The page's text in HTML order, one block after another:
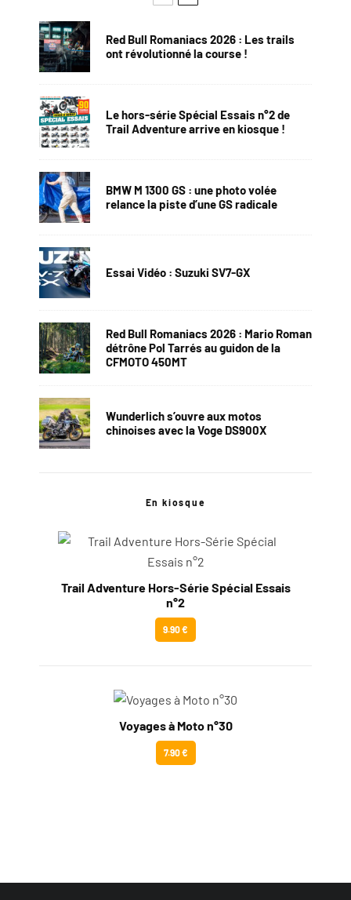
Red Bull Romaniacs 2026 : Les trails
ont révolutionné la course !
Le hors-série Spécial Essais n°2 de
Trail Adventure arrive en kiosque !
BMW M 1300 GS : une photo volée
relance la piste d’une GS radicale
Essai Vidéo : Suzuki SV7-GX
Red Bull Romaniacs 2026 : Mario Roman
détrône Pol Tarrés au guidon de la
CFMOTO 450MT
Wunderlich s’ouvre aux motos
chinoises avec la Voge DS900X
En kiosque
Trail Adventure Hors-Série Spécial Essais
n°2
9.90 €
Voyages à Moto n°30
7.90 €